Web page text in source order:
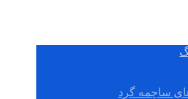
ساچمه گرد